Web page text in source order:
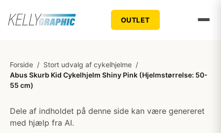
OUTLET
Forside / Stort udvalg af cykelhjelme /
Abus Skurb Kid Cykelhjelm Shiny Pink (Hjelmstørrelse: 50-
55 cm)
Dele af indholdet på denne side kan være genereret
med hjælp fra AI.